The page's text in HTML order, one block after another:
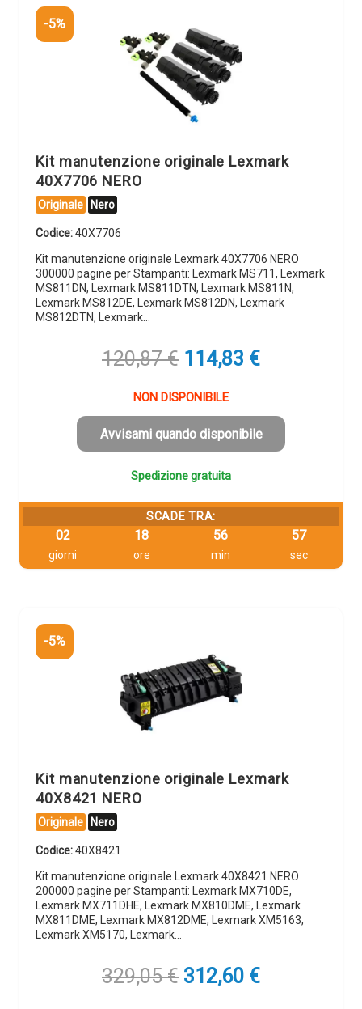
-5%
Kit manutenzione originale Lexmark
40X7706 NERO
Originale Nero
Codice:40X7706
Kit manutenzione originale Lexmark 40X7706 NERO
300000 pagine per Stampanti: Lexmark MS711, Lexmark
MS811DN, Lexmark MS811DTN, Lexmark MS811N,
Lexmark MS812DE, Lexmark MS812DN, Lexmark
MS812DTN, Lexmark…
120,87€ Il
originale
era:
120,87 €.
114,83 €Il
è:
114,83 €.
NON DISPONIBILE
Avvisami quando disponibile
Spedizione gratuita
SCADE TRA:
02
giorni
18
ore
56
min
56
sec
-5%
Kit manutenzione originale Lexmark
40X8421 NERO
Originale Nero
Codice:40X8421
Kit manutenzione originale Lexmark 40X8421 NERO
200000 pagine per Stampanti: Lexmark MX710DE,
Lexmark MX711DHE, Lexmark MX810DME, Lexmark
MX811DME, Lexmark MX812DME, Lexmark XM5163,
Lexmark XM5170, Lexmark…
329,05€ Il
312,60 €Il